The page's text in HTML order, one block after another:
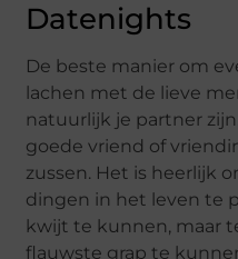
Datenights
De beste manier om
lachen met de lieve
natuurlijk je partner
goede vriend of
zussen. Het is heerlijk
dingen in het leven te
kwijt te kunnen, maar
flauwste grap te